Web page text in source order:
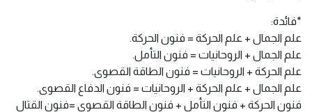
*فائدة:
علم الجمال + علم الحركة = فنون الحركة.
علم الجمال + الروحانيات = فنون التأمل.
علم الحركة + الروحانيات = فنون الطاقة القصوى.
علم الجمال + علم الحركة + الروحانيات = فنون الدفاع القصوى.
فنون الحركة + فنون التأمل + فنون الطاقة القصوى =فنون القتال